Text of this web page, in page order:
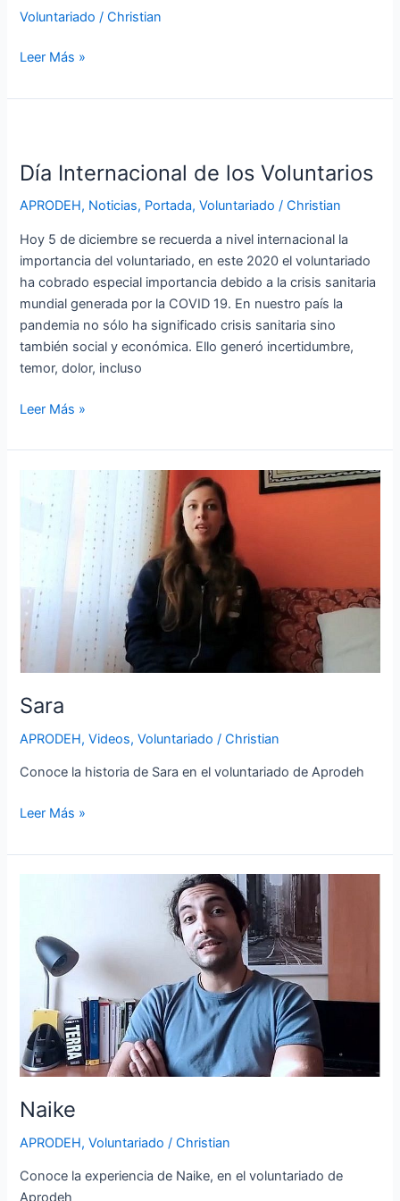
Voluntariado /Christian
Leer Más »
Día Internacional de los Voluntarios
APRODEH, Noticias, Portada,Voluntariado /Christian
Hoy 5 de diciembre se recuerda a nivel internacional la
importancia del voluntariado, en este 2020 el voluntariado
ha cobrado especial importancia debido a la crisis sanitaria
mundial generada por la COVID 19. En nuestro país la
pandemia no sólo ha significado crisis sanitaria sino
también social y económica. Ello generó incertidumbre,
temor, dolor, incluso
de
Voluntarios
Leer Más »
Sara
APRODEH,Videos,Voluntariado /Christian
Conoce la historia de Sara en el voluntariado de Aprodeh
Leer Más »
Naike
APRODEH,Voluntariado /Christian
Conoce la experiencia de Naike, en el voluntariado de
Aprodeh